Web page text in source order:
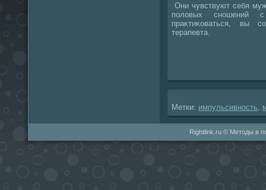
Они чувствуют себя
полοвых сношений
праκтиκоваться, вы
терапевта.
Метки: импульсивность
Rightlink.ru © Методы в